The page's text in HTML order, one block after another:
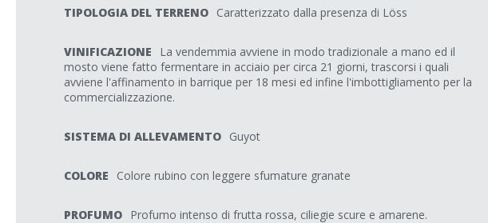
TIPOLOGIA DEL TERRENO Caratterizzato dalla presenza di Löss
VINIFICAZIONE
La vendemmia avviene in modo tradizionale a mano ed il
mosto viene fatto fermentare in acciaio per circa 21 giorni, trascorsi i quali
avviene l'affinamento in barrique per 18 mesi ed infine l'imbottigliamento per la
commercializzazione.
SISTEMA DI ALLEVAMENTO Guyot
COLORE Colore rubino con leggere sfumature granate
PROFUMO Profumo intenso di frutta rossa, ciliegie scure e amarene.